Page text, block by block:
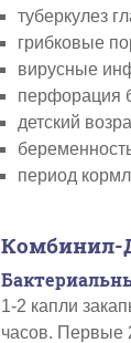
туберкулез
грибковые
вирусные
перфорация
детский
период
Комбинил-
1-2 капли
часов. Первые